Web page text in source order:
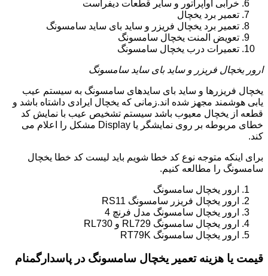
خرابی اواپراتور و سایر قطعات دیفراست
تعمیر برد یخچال
تعمیر برد یخچال فریزر و ساید بای ساید سامسونگ
تعویض المنت یخچال سامسونگ
تعمیرات درب یخچال سامسونگ
ارور یخچال فریزر و ساید بای ساید سامسونگ
یخچال فریزرها و ساید بای سایدهای سامسونگ به سیستم عیب
یابی هوشمند مجهز شده اند.زمانی که یخچال ایرادی داشتاه باشد و
قطعه از یخچال معیوب باشد سیستم تشخیص عیب با نمایش کد
خطای مربوطه بر روی نمایشگر یا Display مشکل را اعلام می
کند.
برای اینکه متوجه نوع کد خطا شویم باید لیست کد خطا یخچال
سامسونگ را مطالعه کنیم.
ارور یخچال سامسونگ
ارور یخچال فریزر سامسونگ RS11
ارور یخچال سامسونگ مدل فرنچ 4
ارور یخچال سامسونگ RL729 و RL730
ارور یخچال سامسونگ RT79K
قیمت یا هزینه تعمیر یخچال سامسونگ در پاسدارگمنام